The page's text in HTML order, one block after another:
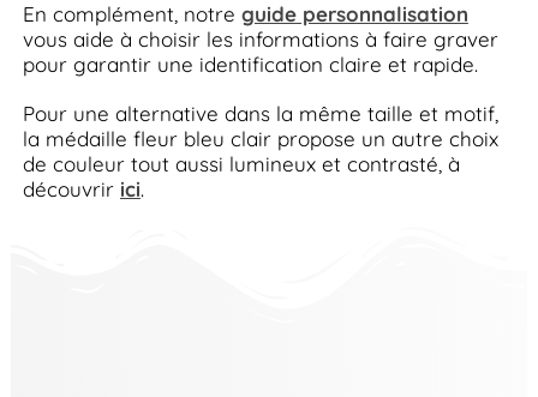
En complément, notre guide personnalisation
vous aide à choisir les informations à faire graver
pour garantir une identification claire et rapide.
Pour une alternative dans la même taille et motif,
la médaille fleur bleu clair propose un autre choix
de couleur tout aussi lumineux et contrasté, à
découvrir ici.